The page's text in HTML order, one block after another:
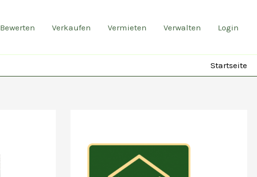
Bewerten Verkaufen Vermieten Verwalten Login
Startseite